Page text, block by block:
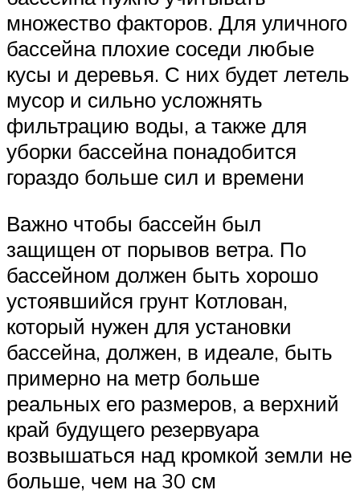
множество факторов. Для уличного
бассейна плохие соседи любые
кусы и деревья. С них будет летель
мусор и сильно усложнять
фильтрацию воды, а также для
уборки бассейна понадобится
гораздо больше сил и времени
Важно чтобы бассейн был
защищен от порывов ветра. По
бассейном должен быть хорошо
устоявшийся грунт Котлован,
который нужен для установки
бассейна, должен, в идеале, быть
примерно на метр больше
реальных его размеров, а верхний
край будущего резервуара
возвышаться над кромкой земли не
больше, чем на 30 см